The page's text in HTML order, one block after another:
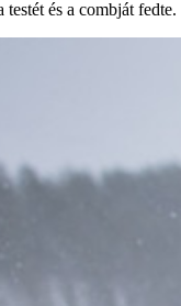
testét és a combját fedte.